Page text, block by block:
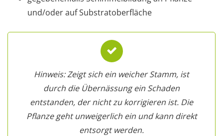
und/oder auf Substratoberfläche
Hinweis: Zeigt sich ein weicher Stamm, ist
durch die Übernässung ein Schaden
entstanden, der nicht zu korrigieren ist. Die
Pflanze geht unweigerlich ein und kann direkt
entsorgt werden.